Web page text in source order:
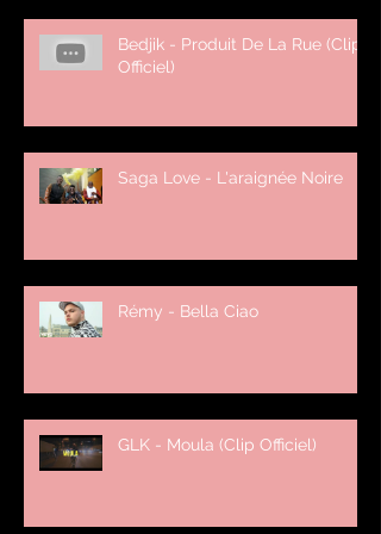
Bedjik - Produit De La Rue (Clip
Officiel)
Saga Love - L'araignée Noire
Rémy - Bella Ciao
GLK - Moula (Clip Officiel)